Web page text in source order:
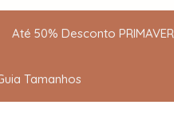
Até 50% Desconto
Tamanhos